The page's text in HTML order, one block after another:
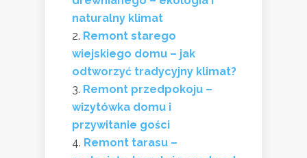
naturalny klimat
Remont starego
wiejskiego domu – jak
odtworzyć tradycyjny klimat?
Remont przedpokoju –
wizytówka domu i
przywitanie gości
Remont tarasu –